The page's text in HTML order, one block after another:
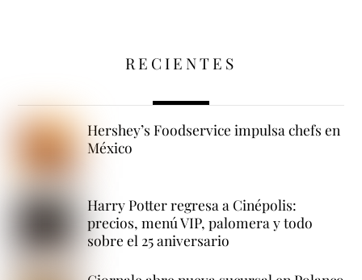
RECIENTES
Hershey’s Foodservice impulsa chefs en
México
Harry Potter regresa a Cinépolis:
precios, menú VIP, palomera y todo
sobre el 25 aniversario